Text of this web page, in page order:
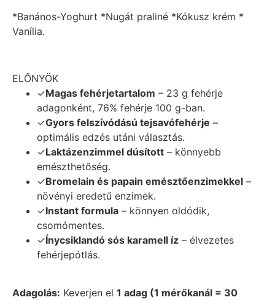
*Banános-Yoghurt *Nugát praliné *Kókusz krém *
Vanília.
ELŐNYÖK
✓Magas fehérjetartalom – 23 g fehérje
adagonként, 76% fehérje 100 g-ban.
✓Gyors felszívódású tejsavófehérje –
optimális edzés utáni választás.
✓Laktázenzimmel dúsított – könnyebb
emészthetőség.
✓Bromelain és papain emésztőenzimekkel –
növényi eredetű enzimek.
✓Instant formula – könnyen oldódik,
csomómentes.
✓Ínycsiklandó sós karamell íz – élvezetes
fehérjepótlás.
Adagolás: Keverjen el 1 adag (1 mérőkanál = 30